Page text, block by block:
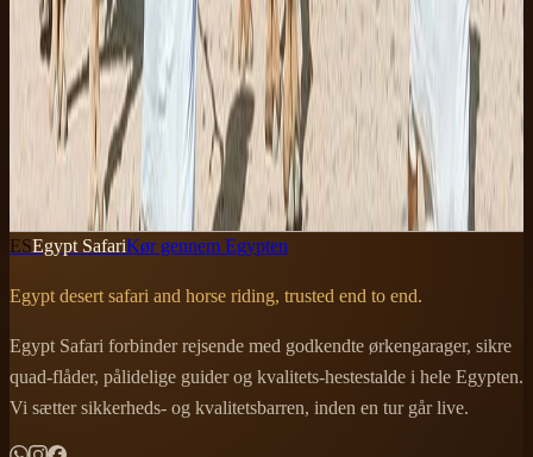
6h
Moderat
EUR 40
EUR 28
per voksen
Gratis aflysning
Reserver nu
ESEgypt SafariKør gennem Egypten
Egypt desert safari and horse riding, trusted end to end.
Egypt Safari forbinder rejsende med godkendte ørkengarager, sikre
quad-flåder, pålidelige guider og kvalitets-hestestalde i hele Egypten.
Vi sætter sikkerheds- og kvalitetsbarren, inden en tur går live.